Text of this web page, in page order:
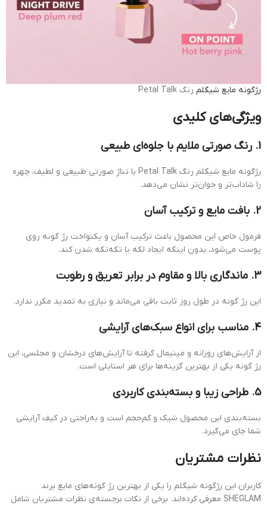
رژگونه مایع شیگلم رنگ Petal Talk
ویژگی‌های کلیدی
1. رنگ صورتی ملایم با جلوه‌ای طبیعی
رژگونه مایع شیگلم رنگ Petal Talk با تناژ صورتی طبیعی و لطیف، چهره
را شاداب‌تر و جوان‌تر نشان می‌دهد.
2. بافت مایع و ترکیب آسان
فرمول خاص این محصول باعث ترکیب آسان و یکنواخت رژ گونه روی
پوست می‌شود، بدون اینکه ایجاد لکه یا تکه‌تکه شدن کند.
3. ماندگاری بالا و مقاوم در برابر تعریق و رطوبت
این رژ گونه در طول روز ثابت باقی می‌ماند و نیازی به تمدید مکرر ندارد.
4. مناسب برای انواع سبک‌های آرایشی
از آرایش‌های روزانه و مینیمال گرفته تا آرایش‌های درخشان و مجلسی، این
رژ گونه یکی از بهترین گزینه‌ها برای هر استایلی است.
5. طراحی زیبا و بسته‌بندی کاربردی
بسته‌بندی این محصول شیک و کم‌حجم است و به‌راحتی در کیف آرایشی
شما جای می‌گیرد.
نظرات مشتریان
کاربران این رژگونه شیگلم را یکی از بهترین رژ گونه‌های مایع برند
SHEGLAM معرفی کرده‌اند. برخی از نکات برجسته‌ی نظرات مشتریان شامل